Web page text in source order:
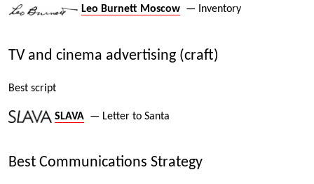
Leo Burnett Moscow — Inventory
TV and cinema advertising (craft)
Best script
SLAVA — Letter to Santa
Best Communications Strategy